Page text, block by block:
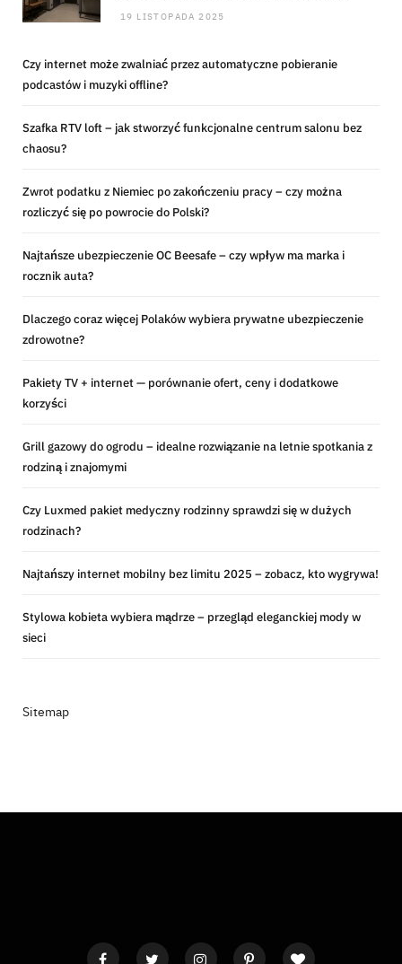
19 LISTOPADA 2025
Czy internet może zwalniać przez automatyczne pobieranie
podcastów i muzyki offline?
Szafka RTV loft – jak stworzyć funkcjonalne centrum salonu bez
chaosu?
Zwrot podatku z Niemiec po zakończeniu pracy – czy można
rozliczyć się po powrocie do Polski?
Najtańsze ubezpieczenie OC Beesafe – czy wpływ ma marka i
rocznik auta?
Dlaczego coraz więcej Polaków wybiera prywatne ubezpieczenie
zdrowotne?
Pakiety TV + internet — porównanie ofert, ceny i dodatkowe
korzyści
Grill gazowy do ogrodu – idealne rozwiązanie na letnie spotkania z
rodziną i znajomymi
Czy Luxmed pakiet medyczny rodzinny sprawdzi się w dużych
rodzinach?
Najtańszy internet mobilny bez limitu 2025 – zobacz, kto wygrywa!
Stylowa kobieta wybiera mądrze – przegląd eleganckiej mody w
sieci
Sitemap